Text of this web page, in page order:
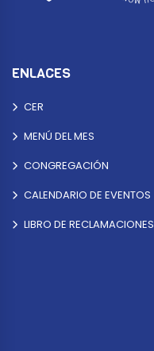
ENLACES
CER
MENÚ DEL MES
CONGREGACIÓN
CALENDARIO DE EVENTOS
LIBRO DE RECLAMACIONES